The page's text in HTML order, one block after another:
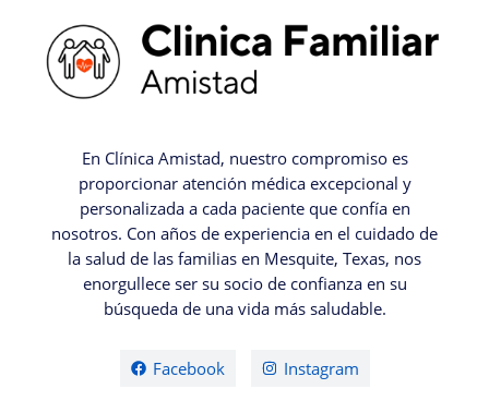
En Clínica Amistad, nuestro compromiso es
proporcionar atención médica excepcional y
personalizada a cada paciente que confía en
nosotros. Con años de experiencia en el cuidado de
la salud de las familias en Mesquite, Texas, nos
enorgullece ser su socio de confianza en su
búsqueda de una vida más saludable.
Facebook Instagram